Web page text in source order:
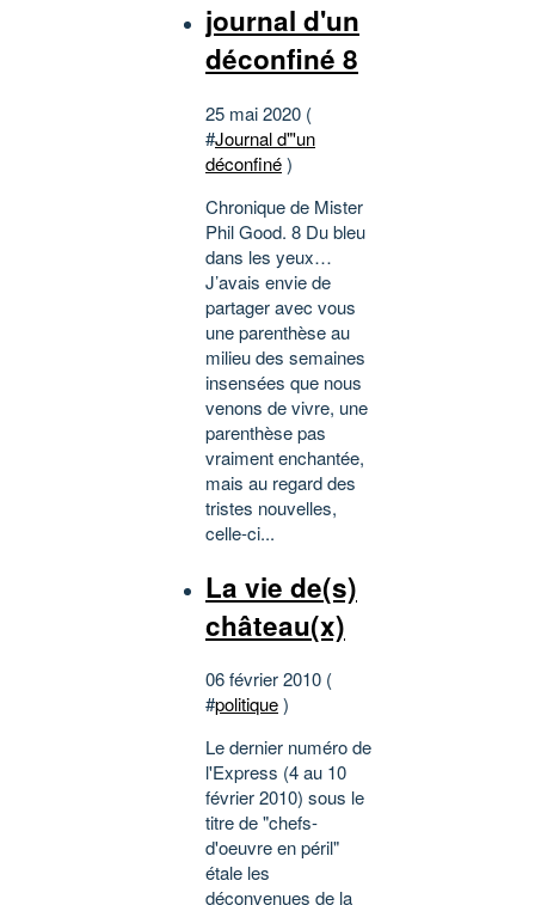
journal d'un
déconfiné 8
25 mai 2020 (
#Journal d"'un
déconfiné)
Chronique de Mister
Phil Good. 8 Du bleu
dans les yeux…
J’avais envie de
partager avec vous
une parenthèse au
milieu des semaines
insensées que nous
venons de vivre, une
parenthèse pas
vraiment enchantée,
mais au regard des
tristes nouvelles,
celle-ci...
La vie de(s)
château(x)
06 février 2010 (
#politique)
Le dernier numéro de
l'Express (4 au 10
février 2010) sous le
titre de "chefs-
d'oeuvre en péril"
étale les
déconvenues de la